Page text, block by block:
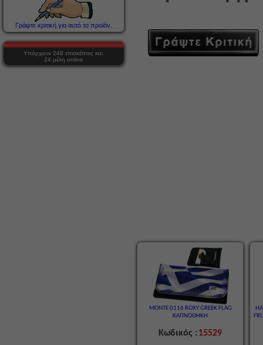
Γράψτε κριτική για αυτό το προϊόν.
Υπάρχουν 248 επισκέπτες και
24 μέλη online
MONTE 0116 ROXY GREEK FLAG
ΚΑΠΝΟΘΗΚΗ
Κωδικός : 15529